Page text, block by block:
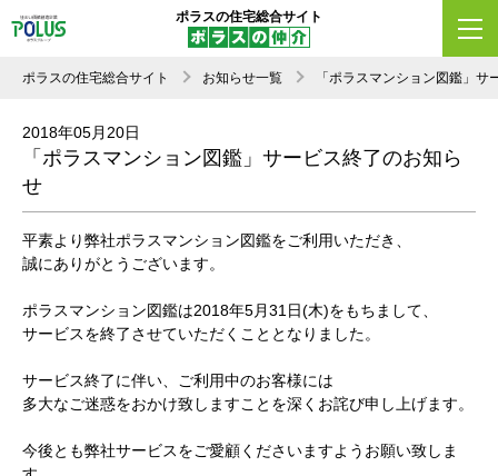
ポラスの住宅総合サイト
ポラスの住宅総合サイト お知らせ一覧 「ポラスマンション図鑑」サ
2018年05月20日
「ポラスマンション図鑑」サービス終了のお知ら
せ
平素より弊社ポラスマンション図鑑をご利用いただき、
誠にありがとうございます。
ポラスマンション図鑑は2018年5月31日(木)をもちまして、
サービスを終了させていただくこととなりました。
サービス終了に伴い、ご利用中のお客様には
多大なご迷惑をおかけ致しますことを深くお詫び申し上げます。
今後とも弊社サービスをご愛顧くださいますようお願い致しま